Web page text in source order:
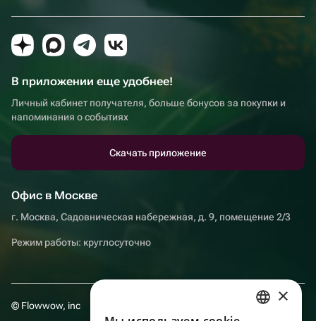
В приложении еще удобнее!
Личный кабинет получателя, больше бонусов за покупки и
напоминания о событиях
Скачать приложение
Офис в Москве
г. Москва, Садовническая набережная, д. 9, помещение 2/3
Режим работы: круглосуточно
© Flowwow, inc ×